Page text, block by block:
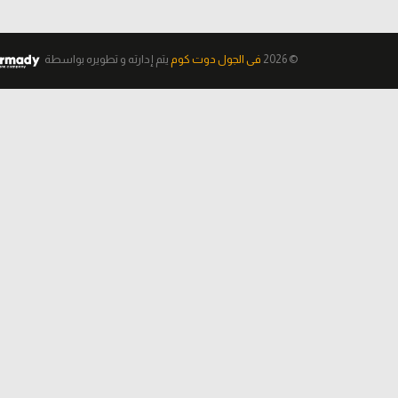
© 2026 فى الجول دوت كوم يتم إدارته و تطويره بواسطة